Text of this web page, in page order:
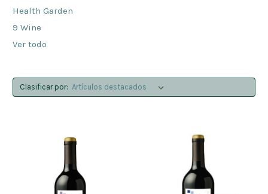
Health Garden
9 Wine
Ver todo
Clasificar por: